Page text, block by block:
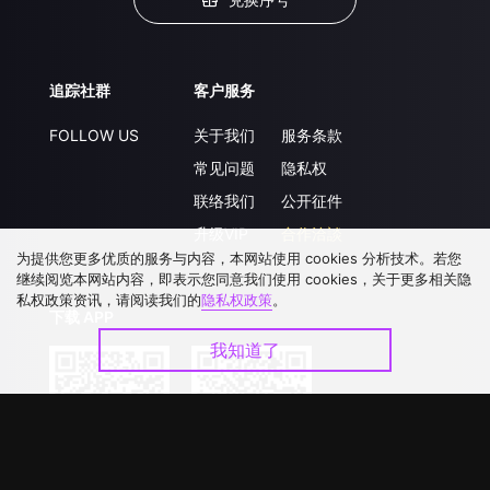
追踪社群
FOLLOW US
客户服务
关于我们
常见问题
联络我们
升级VIP
服务条款
隐私权
公开征件
合作洽談
为提供您更多优质的服务与内容，本网站使用 cookies 分析技术。若您
继续阅览本网站内容，即表示您同意我们使用 cookies，关于更多相关隐
私权政策资讯，请阅读我们的隐私权政策。
我知道了